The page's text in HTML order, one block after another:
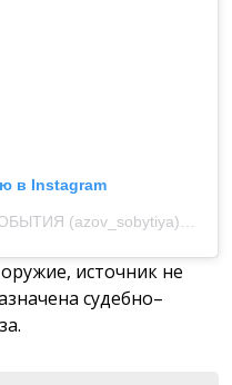
в Instagram
источник не
судебно–